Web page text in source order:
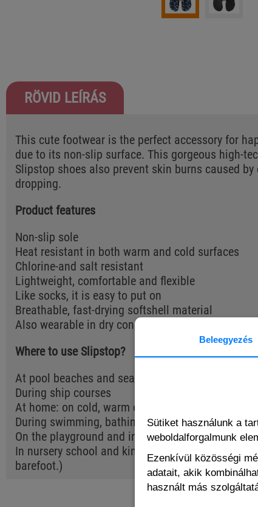
Beleegyezés
Sütiket használunk a
weboldalforgalmunk
Ezenkívül közösségi
adatait, akik
használt más
RÖVID LEÍRÁS
This cute footwear is the perfect accessory for
due to its non-slip surface. This gorgeous high-
Slipstop shoes also prevent skin burns caused
dropping.
Product features
Non-slip sole
Heat resistant in both warm and cold surfaces
Chlorine-and salt resistant
Lightweight, comfortable and flexible
Like socks, it is easy to put on
Breathable, fast-drying softshell material
Also wearable in dry conditions and underwater
Where to use Slipstop?
At pool beaches and seashores
During ship courses
At home: on cold, warm or slippery floor
During swimming, bathing, and showering
On the playground and in indoor play centres (It
In nursery school and kindergarten (Due to its
barefoot.)